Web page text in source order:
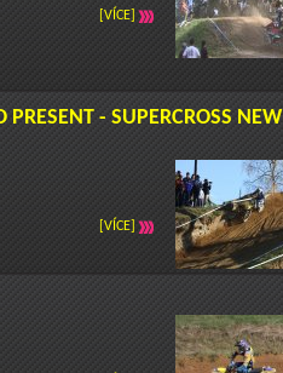
[VÍCE]
- SUPERCROSS NEW
[VÍCE]